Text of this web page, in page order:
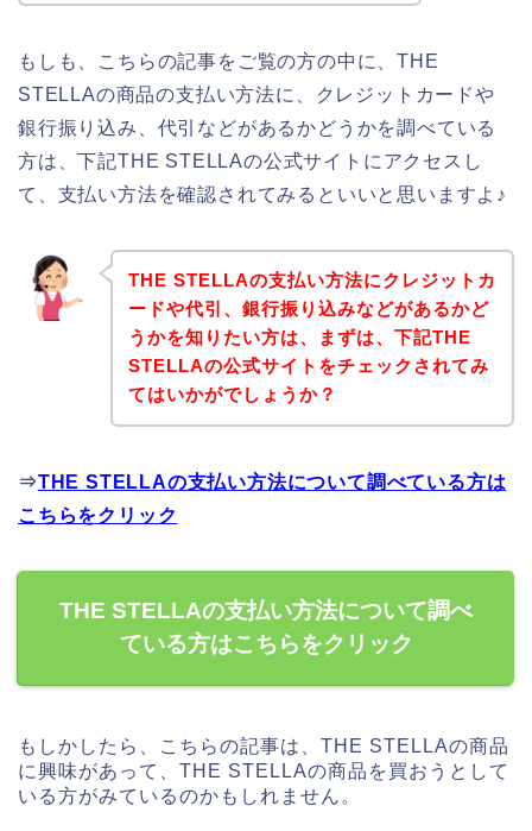
もしも、こちらの記事をご覧の方の中に、THE
STELLAの商品の支払い方法に、クレジットカードや
銀行振り込み、代引などがあるかどうかを調べている
方は、下記THE STELLAの公式サイトにアクセスし
て、支払い方法を確認されてみるといいと思いますよ♪
THE STELLAの支払い方法にクレジットカ
ードや代引、銀行振り込みなどがあるかど
うかを知りたい方は、まずは、下記THE
STELLAの公式サイトをチェックされてみ
てはいかがでしょうか？
⇒THE STELLAの支払い方法について調べている方は
こちらをクリック
THE STELLAの支払い方法について調べ
ている方はこちらをクリック
もしかしたら、こちらの記事は、THE STELLAの商品
に興味があって、THE STELLAの商品を買おうとして
いる方がみているのかもしれません。